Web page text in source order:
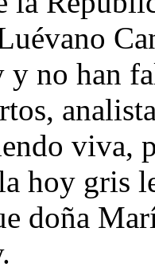
no han
viva,
hoy gris
doña